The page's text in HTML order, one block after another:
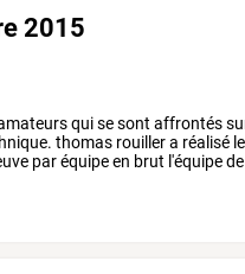
2015
quisesont affrontés
thomas rouillera réalisé le
paréquipeen brut l'équipede